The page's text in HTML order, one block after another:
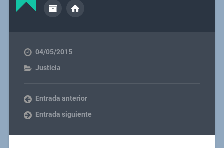
04/05/2015
Justicia
Entrada anterior
Entrada siguiente